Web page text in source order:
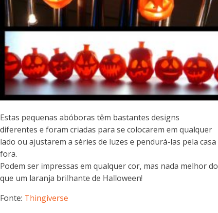
Estas pequenas abóboras têm bastantes designs
diferentes e foram criadas para se colocarem em qualquer
lado ou ajustarem a séries de luzes e pendurá-las pela casa
fora.
Podem ser impressas em qualquer cor, mas nada melhor do
que um laranja brilhante de Halloween!
Fonte: Thingiverse